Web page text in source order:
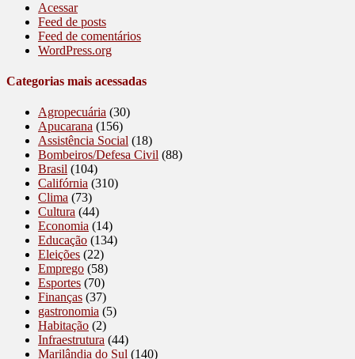
Acessar
Feed de posts
Feed de comentários
WordPress.org
Categorias mais acessadas
Agropecuária (30)
Apucarana (156)
Assistência Social (18)
Bombeiros/Defesa Civil (88)
Brasil (104)
Califórnia (310)
Clima (73)
Cultura (44)
Economia (14)
Educação (134)
Eleições (22)
Emprego (58)
Esportes (70)
Finanças (37)
gastronomia (5)
Habitação (2)
Infraestrutura (44)
Marilândia do Sul (140)